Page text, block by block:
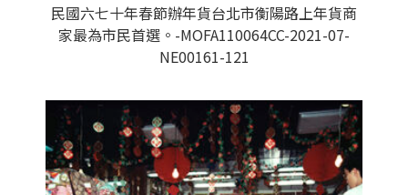
民國六七十年春節辦年貨台北市衡陽路上年貨商
家最為市民首選。-MOFA110064CC-2021-07-
NE00161-121